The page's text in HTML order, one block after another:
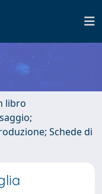
libro
Schede di